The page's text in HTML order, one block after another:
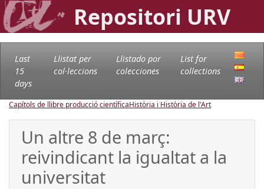
Repositori URV
Last
15
days
Llistat per
col·leccions
Llistado por
colecciones
List for
collections
Capítols de llibre producció científicaHistòria i Història de l'Art
Un altre 8 de març:
reivindicant la igualtat a la
universitat